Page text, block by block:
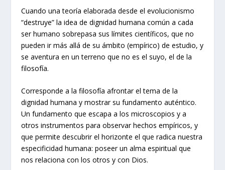
Cuando una teoría elaborada desde el evolucionismo
“destruye” la idea de dignidad humana común a cada
ser humano sobrepasa sus límites científicos, que no
pueden ir más allá de su ámbito (empírico) de estudio, y
se aventura en un terreno que no es el suyo, el de la
filosofía.
Corresponde a la filosofía afrontar el tema de la
dignidad humana y mostrar su fundamento auténtico.
Un fundamento que escapa a los microscopios y a
otros instrumentos para observar hechos empíricos, y
que permite descubrir el horizonte el que radica nuestra
especificidad humana: poseer un alma espiritual que
nos relaciona con los otros y con Dios.